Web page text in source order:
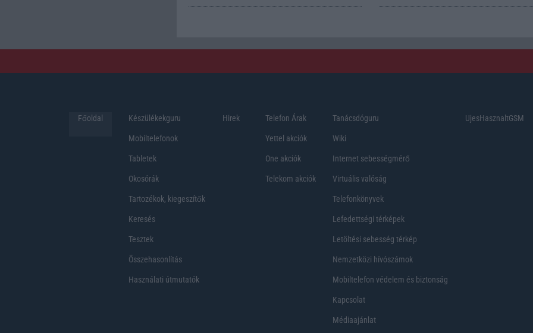
Főoldal Készülékekguru
Mobiltelefonok
Tabletek
Okosórák
Tartozékok, kiegeszítők
Keresés
Tesztek
Összehasonlítás
Használati útmutatók
Hirek Telefon Árak
Yettel akciók
One akciók
Telekom akciók
Tanácsdóguru
Wiki
Internet sebességmérő
Virtuális valóság
Telefonkönyvek
Lefedettségi térképek
Letöltési sebesség térkép
Nemzetközi hívószámok
Mobiltelefon védelem és biztonság
Kapcsolat
Médiaajánlat
UjesHasznaltGSM